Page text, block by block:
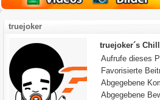
truejoker
truejoker´s
Aufrufe dieses
Favorisierte
Abgegebene
Abgegebene